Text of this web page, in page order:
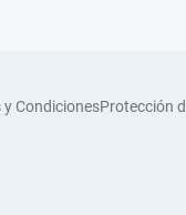
y CondicionesProtección